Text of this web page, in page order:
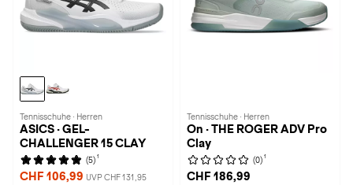
Tennisschuhe · Herren
ASICS · GEL-
CHALLENGER 15 CLAY
(5) 1
CHF 106,99 UVP CHF 131,95
Tennisschuhe · Herren
On · THE ROGER ADV Pro
Clay
(0) 1
CHF 186,99